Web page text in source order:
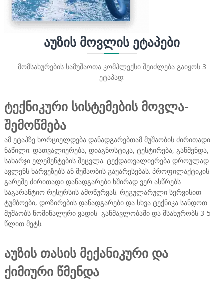
ᲐᲣᲖᲘᲡ ᲛᲝᲕᲚᲘᲡ ᲔᲢᲐᲞᲔᲑᲘ
მომსახურების სამუშაოთა კომპლექსი შეიძლება გაიყოს 3
ეტაპად:
ტექნიკური სისტემების მოვლა-
შემოწმება
ამ ეტაპზე ხორციელდება დანადგარებთამ მუშაობის ძირითადი
ნაწილი: დათვალიერება, დიაგნოსტიკა, ტესტირება, გაწმენდა,
სახარჯი ელემენტების შეცვლა. ტექდათვალიერება დროულად
ავლენს ხარვეზებს ან მუშაობის გაუარესებას. პროფილაქტიკის
გარეშე ძირითადი დანადგარები ხშირად ვერ ასწრებს
საგარანტიო რესურსის ამოწურვას. რეგულარული სერვისით
ტუმბოები, დოზირების დანადგარები და სხვა ტექნიკა სანდოთ
მუშაობს ნომინალური ვადის განმავლობაში და მსახურობს 3-5
წლით მეტს.
აუზის თასის მექანიკური და
ქიმიური წმენდა